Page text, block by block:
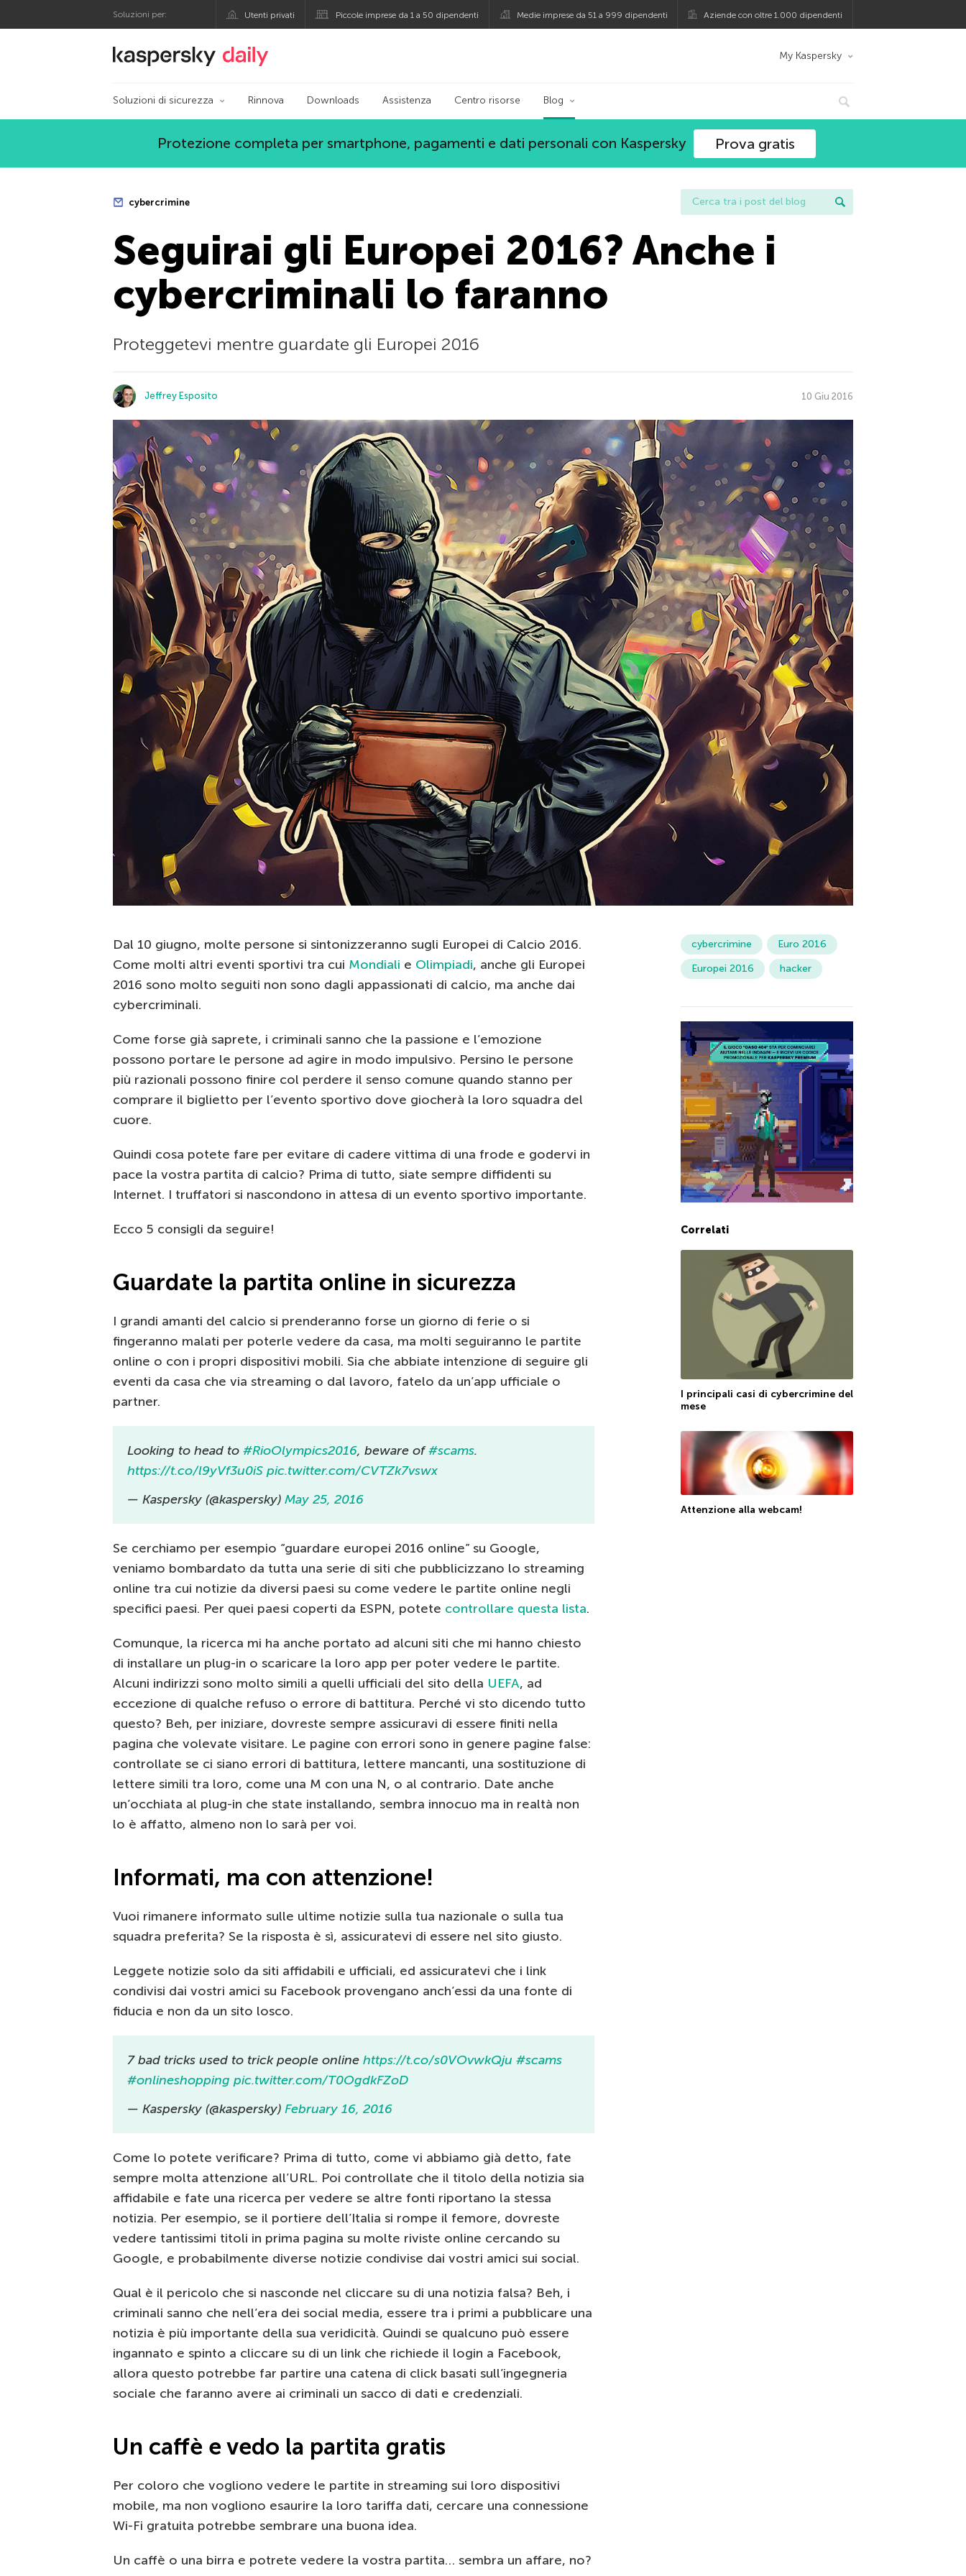
Soluzioni per: Utenti privati Piccole imprese da 1 a 50 dipendenti Medie imprese da 51 a 999 dipendenti Aziende con oltre 1.000 dipendenti
Blog ufficiale di Kaspersky My Kaspersky
Soluzioni di sicurezza Rinnova Downloads Assistenza Centro risorse Blog
Protezione completa per smartphone, pagamenti e dati personali con Kaspersky Prova gratis
cybercrimine
Seguirai gli Europei 2016? Anche i
cybercriminali lo faranno
Proteggetevi mentre guardate gli Europei 2016
Jeffrey Esposito 10 Giu 2016
Dal 10 giugno, molte persone si sintonizzeranno sugli Europei di Calcio 2016.
Come molti altri eventi sportivi tra cui Mondiali e Olimpiadi, anche gli Europei
2016 sono molto seguiti non sono dagli appassionati di calcio, ma anche dai
cybercriminali.
Come forse già saprete, i criminali sanno che la passione e l’emozione
possono portare le persone ad agire in modo impulsivo. Persino le persone
più razionali possono finire col perdere il senso comune quando stanno per
comprare il biglietto per l’evento sportivo dove giocherà la loro squadra del
cuore.
Quindi cosa potete fare per evitare di cadere vittima di una frode e godervi in
pace la vostra partita di calcio? Prima di tutto, siate sempre diffidenti su
Internet. I truffatori si nascondono in attesa di un evento sportivo importante.
Ecco 5 consigli da seguire!
Guardate la partita online in sicurezza
I grandi amanti del calcio si prenderanno forse un giorno di ferie o si
fingeranno malati per poterle vedere da casa, ma molti seguiranno le partite
online o con i propri dispositivi mobili. Sia che abbiate intenzione di seguire gli
eventi da casa che via streaming o dal lavoro, fatelo da un’app ufficiale o
partner.
Looking to head to #RioOlympics2016, beware of#scams.
https://t.co/l9yVf3u0iS pic.twitter.com/CVTZk7vswx
— Kaspersky (@kaspersky) May 25, 2016
Se cerchiamo per esempio “guardare europei 2016 online” su Google,
veniamo bombardato da tutta una serie di siti che pubblicizzano lo streaming
online tra cui notizie da diversi paesi su come vedere le partite online negli
specifici paesi. Per quei paesi coperti da ESPN, potete controllare questa lista.
Comunque, la ricerca mi ha anche portato ad alcuni siti che mi hanno chiesto
di installare un plug-in o scaricare la loro app per poter vedere le partite.
Alcuni indirizzi sono molto simili a quelli ufficiali del sito della UEFA, ad
eccezione di qualche refuso o errore di battitura. Perché vi sto dicendo tutto
questo? Beh, per iniziare, dovreste sempre assicuravi di essere finiti nella
pagina che volevate visitare. Le pagine con errori sono in genere pagine false:
controllate se ci siano errori di battitura, lettere mancanti, una sostituzione di
lettere simili tra loro, come una M con una N, o al contrario. Date anche
un’occhiata al plug-in che state installando, sembra innocuo ma in realtà non
lo è affatto, almeno non lo sarà per voi.
Informati, ma con attenzione!
Vuoi rimanere informato sulle ultime notizie sulla tua nazionale o sulla tua
squadra preferita? Se la risposta è sì, assicuratevi di essere nel sito giusto.
Leggete notizie solo da siti affidabili e ufficiali, ed assicuratevi che i link
condivisi dai vostri amici su Facebook provengano anch’essi da una fonte di
fiducia e non da un sito losco.
7 bad tricks used to trick people online https://t.co/s0VOvwkQju #scams
#onlineshopping pic.twitter.com/T0OgdkFZoD
— Kaspersky (@kaspersky) February 16, 2016
Come lo potete verificare? Prima di tutto, come vi abbiamo già detto, fate
sempre molta attenzione all’URL. Poi controllate che il titolo della notizia sia
affidabile e fate una ricerca per vedere se altre fonti riportano la stessa
notizia. Per esempio, se il portiere dell’Italia si rompe il femore, dovreste
vedere tantissimi titoli in prima pagina su molte riviste online cercando su
Google, e probabilmente diverse notizie condivise dai vostri amici sui social.
Qual è il pericolo che si nasconde nel cliccare su di una notizia falsa? Beh, i
criminali sanno che nell’era dei social media, essere tra i primi a pubblicare una
notizia è più importante della sua veridicità. Quindi se qualcuno può essere
ingannato e spinto a cliccare su di un link che richiede il login a Facebook,
allora questo potrebbe far partire una catena di click basati sull’ingegneria
sociale che faranno avere ai criminali un sacco di dati e credenziali.
Un caffè e vedo la partita gratis
Per coloro che vogliono vedere le partite in streaming sui loro dispositivi
mobile, ma non vogliono esaurire la loro tariffa dati, cercare una connessione
Wi-Fi gratuita potrebbe sembrare una buona idea.
Un caffè o una birra e potrete vedere la vostra partita… sembra un affare, no?
cybercrimine
Euro 2016
Europei 2016
hacker
Correlati
I principali casi di cybercrimine del
mese
Attenzione alla webcam!